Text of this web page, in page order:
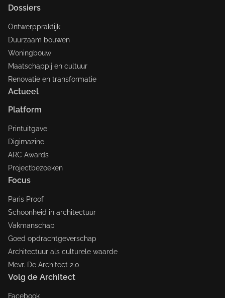
Dossiers
Ontwerppraktijk
Duurzaam bouwen
Woningbouw
Maatschappij en cultuur
Renovatie en transformatie
Actueel
Platform
Printuitgave
Digimazine
ARC Awards
Projectbezoeken
Focus
Paris Proof
Schoonheid in architectuur
Vakmanschap
Goed opdrachtgeverschap
Architectuur als culturele waarde
Mevr. De Architect 2.0
Volg de Architect
Facebook